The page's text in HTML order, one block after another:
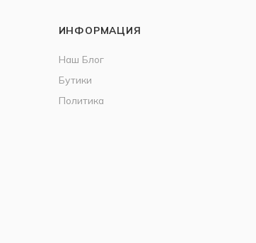
ИНФОРМАЦИЯ
Наш Блог
Бутики
Политика